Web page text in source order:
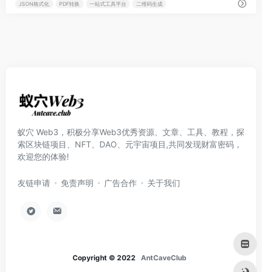
JSON格式化 PDF转换 一站式工具平台 二维码生成
蚁穴 Web3，积极分享Web3优秀资源、文章、工具、教程，探
索区块链项目、NFT、DAO、元宇宙项目,共同发现财富密码，
欢迎您的体验!
友链申请 免责声明 广告合作 关于我们
Copyright © 2022 AntCaveClub